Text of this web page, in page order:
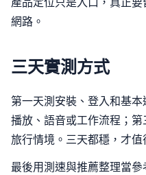
網路。
三天實測方式
第一天測安裝、登入和基
播放、語音或工作流程；
旅行情境。三天都穩，才值
最後用測速與推薦整理當